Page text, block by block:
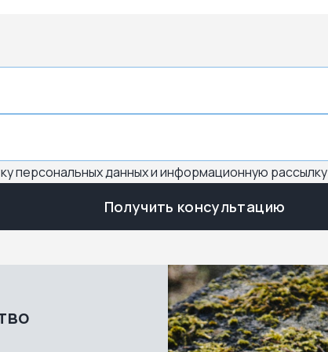
персональных данных и информационную рассылку
Получить консультацию